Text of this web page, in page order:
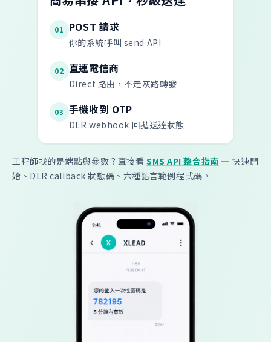
01 POST 請求
你的系統呼叫 send API
02 直連電信商
Direct 路由，不走灰路轉發
03 手機收到 OTP
DLR webhook 回拋送達狀態
工程師找的是端點與參數？直接看 SMS API 整合指南 — 快速開
始、DLR callback 狀態碼、六種語言範例程式碼。